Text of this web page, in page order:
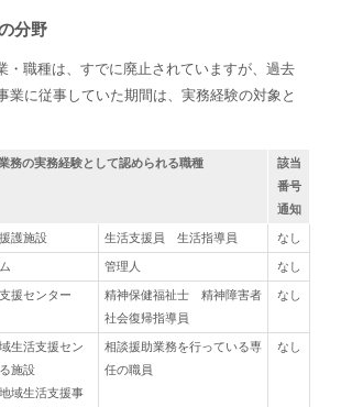
分野
・職種は、すでに廃止されていますが、過去
業に従事していた期間は、実務経験の対象と
務の実務経験として認められる職種
該当
番号
通知
護施設
生活支援員 生活指導員
なし
管理人
なし
援センター
精神保健福祉士 精神障害者
社会復帰指導員
なし
生活支援セン
施設
域生活支援事
相談援助業務を行っている専
任の職員
なし